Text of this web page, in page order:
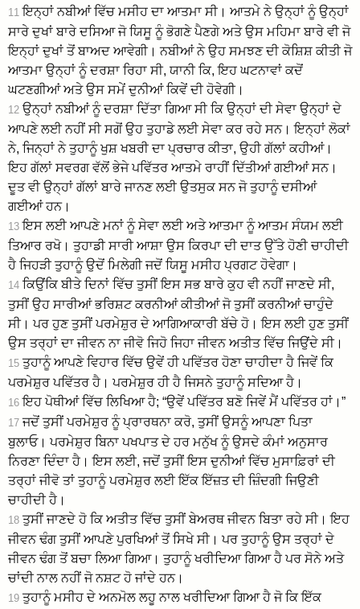
11ਇਨ੍ਹਾਂ ਨਬੀਆਂ ਵਿੱਚ ਮਸੀਹ ਦਾ ਆਤਮਾ ਸੀ। ਆਤਮੇ ਨੇ ਉਨ੍ਹਾਂ ਨੂੰ ਉਨ੍ਹਾਂ
ਸਾਰੇ ਦੁਖਾਂ ਬਾਰੇ ਦਸਿਆ ਜੋ ਯਿਸੂ ਨੂੰ ਭੋਗਣੇ ਪੈਣਗੇ ਅਤੇ ਉਸ ਮਹਿਮਾ ਬਾਰੇ ਵੀ ਜੋ
ਇਨ੍ਹਾਂ ਦੁਖਾਂ ਤੋਂ ਬਾਅਦ ਆਵੇਗੀ। ਨਬੀਆਂ ਨੇ ਉਹ ਸਮਝਣ ਦੀ ਕੋਸ਼ਿਸ਼ ਕੀਤੀ ਜੋ
ਆਤਮਾ ਉਨ੍ਹਾਂ ਨੂੰ ਦਰਸ਼ਾ ਰਿਹਾ ਸੀ, ਯਾਨੀ ਕਿ, ਇਹ ਘਟਨਾਵਾਂ ਕਦੋਂ
ਘਟਣਗੀਆਂ ਅਤੇ ਉਸ ਸਮੇਂ ਦੁਨੀਆਂ ਕਿਵੇਂ ਦੀ ਹੋਵੇਗੀ।
12 ਉਨ੍ਹਾਂ ਨਬੀਆਂ ਨੂੰ ਦਰਸ਼ਾ ਦਿੱਤਾ ਗਿਆ ਸੀ ਕਿ ਉਨ੍ਹਾਂ ਦੀ ਸੇਵਾ ਉਨ੍ਹਾਂ ਦੇ
ਆਪਣੇ ਲਈ ਨਹੀਂ ਸੀ ਸਗੋਂ ਉਹ ਤੁਹਾਡੇ ਲਈ ਸੇਵਾ ਕਰ ਰਹੇ ਸਨ। ਇਨ੍ਹਾਂ ਲੋਕਾਂ
ਨੇ, ਜਿਨ੍ਹਾਂ ਨੇ ਤੁਹਾਨੂੰ ਖੁਸ਼ ਖਬਰੀ ਦਾ ਪ੍ਰਚਾਰ ਕੀਤਾ, ਉਹੀ ਗੱਲਾਂ ਕਹੀਆਂ।
ਇਹ ਗੱਲਾਂ ਸਵਰਗ ਵੱਲੋਂ ਭੇਜੇ ਪਵਿੱਤਰ ਆਤਮੇ ਰਾਹੀਂ ਦਿੱਤੀਆਂ ਗਈਆਂ ਸਨ।
ਦੂਤ ਵੀ ਉਨ੍ਹਾਂ ਗੱਲਾਂ ਬਾਰੇ ਜਾਨਣ ਲਈ ਉਤਸੁਕ ਸਨ ਜੋ ਤੁਹਾਨੂੰ ਦਸੀਆਂ
ਗਈਆਂ ਹਨ।
13ਇਸ ਲਈ ਆਪਣੇ ਮਨਾਂ ਨੂੰ ਸੇਵਾ ਲਈ ਅਤੇ ਆਤਮਾ ਨੂੰ ਆਤਮ ਸੰਯਮ ਲਈ
ਤਿਆਰ ਰਖੋ। ਤੁਹਾਡੀ ਸਾਰੀ ਆਸ਼ਾ ਉਸ ਕਿਰਪਾ ਦੀ ਦਾਤ ਉੱਤੇ ਹੋਣੀ ਚਾਹੀਦੀ
ਹੈ ਜਿਹੜੀ ਤੁਹਾਨੂੰ ਉਦੋਂ ਮਿਲੇਗੀ ਜਦੋਂ ਯਿਸੂ ਮਸੀਹ ਪ੍ਰਗਟ ਹੋਵੇਗਾ।
14 ਕਿਉਂਕਿ ਬੀਤੇ ਦਿਨਾਂ ਵਿੱਚ ਤੁਸੀਂ ਇਸ ਸਭ ਬਾਰੇ ਕੁਹ ਵੀ ਨਹੀਂ ਜਾਣਦੇ ਸੀ,
ਤੁਸੀਂ ਉਹ ਸਾਰੀਆਂ ਭਰਿਸ਼ਟ ਕਰਨੀਆਂ ਕੀਤੀਆਂ ਜੋ ਤੁਸੀਂ ਕਰਨੀਆਂ ਚਾਹੁੰਦੇ
ਸੀ। ਪਰ ਹੁਣ ਤੁਸੀਂ ਪਰਮੇਸ਼ੁਰ ਦੇ ਆਗਿਆਕਾਰੀ ਬੱਚੇ ਹੋ। ਇਸ ਲਈ ਹੁਣ ਤੁਸੀਂ
ਉਸ ਤਰ੍ਹਾਂ ਦਾ ਜੀਵਨ ਨਾ ਜੀਵੋ ਜਿਹੋ ਜਿਹਾ ਜੀਵਨ ਅਤੀਤ ਵਿੱਚ ਜਿਉਂਦੇ ਸੀ।
15 ਤੁਹਾਨੂੰ ਆਪਣੇ ਵਿਹਾਰ ਵਿੱਚ ਉਵੇਂ ਹੀ ਪਵਿੱਤਰ ਹੋਣਾ ਚਾਹੀਦਾ ਹੈ ਜਿਵੇਂ ਕਿ
ਪਰਮੇਸ਼ੁਰ ਪਵਿੱਤਰ ਹੈ। ਪਰਮੇਸ਼ੁਰ ਹੀ ਹੈ ਜਿਸਨੇ ਤੁਹਾਨੂੰ ਸਦਿਆ ਹੈ।
16ਇਹ ਪੋਥੀਆਂ ਵਿੱਚ ਲਿਖਿਆ ਹੈ; “ਉਵੇਂ ਪਵਿੱਤਰ ਬਣੋ ਜਿਵੇਂ ਮੈਂ ਪਵਿੱਤਰ ਹਾਂ।”
17ਜਦੋਂ ਤੁਸੀਂ ਪਰਮੇਸ਼ੁਰ ਨੂੰ ਪ੍ਰਾਰਥਨਾ ਕਰੋ, ਤੁਸੀਂ ਉਸਨੂੰ ਆਪਣਾ ਪਿਤਾ
ਬੁਲਾਓ। ਪਰਮੇਸ਼ੁਰ ਬਿਨਾ ਪਖਪਾਤ ਦੇ ਹਰ ਮਨੁੱਖ ਨੂੰ ਉਸਦੇ ਕੰਮਾਂ ਅਨੁਸਾਰ
ਨਿਰਣਾ ਦਿੰਦਾ ਹੈ। ਇਸ ਲਈ, ਜਦੋਂ ਤੁਸੀਂ ਇਸ ਦੁਨੀਆਂ ਵਿੱਚ ਮੁਸਾਫ਼ਿਰਾਂ ਦੀ
ਤਰ੍ਹਾਂ ਜੀਵੋ ਤਾਂ ਤੁਹਾਨੂੰ ਪਰਮੇਸ਼ੁਰ ਲਈ ਇੱਕ ਇੱਜ਼ਤ ਦੀ ਜ਼ਿੰਦਗੀ ਜਿਉਣੀ
ਚਾਹੀਦੀ ਹੈ।
18 ਤੁਸੀਂ ਜਾਣਦੇ ਹੋ ਕਿ ਅਤੀਤ ਵਿੱਚ ਤੁਸੀਂ ਬੇਅਰਥ ਜੀਵਨ ਬਿਤਾ ਰਹੇ ਸੀ। ਇਹ
ਜੀਵਨ ਢੰਗ ਤੁਸੀਂ ਆਪਣੇ ਪੁਰਖਿਆਂ ਤੋਂ ਸਿਖੇ ਸੀ। ਪਰ ਤੁਹਾਨੂੰ ਉਸ ਤਰ੍ਹਾਂ ਦੇ
ਜੀਵਨ ਢੰਗ ਤੋਂ ਬਚਾ ਲਿਆ ਗਿਆ। ਤੁਹਾਨੂੰ ਖਰੀਦਿਆ ਗਿਆ ਹੈ ਪਰ ਸੋਨੇ ਅਤੇ
ਚਾਂਦੀ ਨਾਲ ਨਹੀਂ ਜੋ ਨਸ਼ਟ ਹੋ ਜਾਂਦੇ ਹਨ।
19 ਤੁਹਾਨੂੰ ਮਸੀਹ ਦੇ ਅਨਮੋਲ ਲਹੂ ਨਾਲ ਖਰੀਦਿਆ ਗਿਆ ਹੈ ਜੋ ਕਿ ਇੱਕ